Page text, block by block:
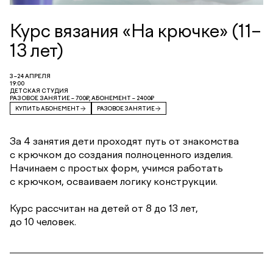
Курс вязания «На крючке» (11–
13 лет)
3–24 АПРЕЛЯ
19:00
ДЕТСКАЯ СТУДИЯ
РАЗОВОЕ ЗАНЯТИЕ – 700₽, АБОНЕМЕНТ – 2400₽
КУПИТЬ АБОНЕМЕНТ
РАЗОВОЕ ЗАНЯТИЕ
За 4 занятия дети проходят путь от знакомства
с крючком до создания полноценного изделия.
Начинаем с простых форм, учимся работать
с крючком, осваиваем логику конструкции.
Курс рассчитан на детей от 8 до 13 лет,
до 10 человек.